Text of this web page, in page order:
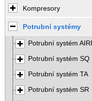
Kompresory
Potrubní systémy
Potrubní systém
Potrubní systém SQ
Potrubní systém TA
Potrubní systém SR